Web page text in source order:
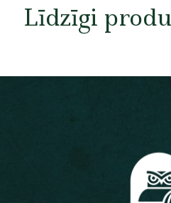
Līdzīgi